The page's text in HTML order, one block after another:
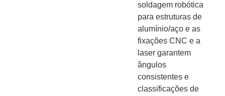
soldagem robótica
para estruturas de
alumínio/aço e as
fixações CNC e a
laser garantem
ângulos
consistentes e
classificações de